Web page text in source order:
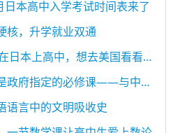
日本高中入学考试时间表来了
核，升学就业双通
• 【日本留学Q&A】孩子在日本上高中，想去美国看看，应该怎么做？
• 日本的校园祭不是玩，是政府指定的必修课——与中国不同的教育理念
语言中的文明吸收史